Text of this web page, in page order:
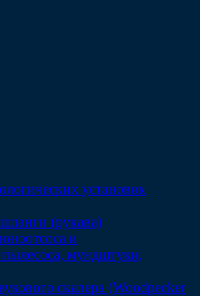
установок
(рукава)
и
пылесоса, мундштуки,
скалера (Woodpecker